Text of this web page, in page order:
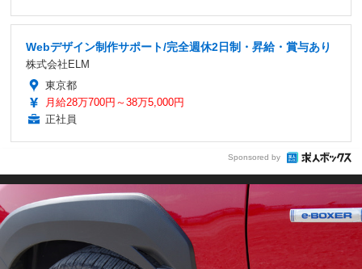
Webデザイン制作サポート/完全週休2日制・昇給・賞与あり
株式会社ELM
東京都
月給28万700円～38万5,000円
正社員
Sponsored by